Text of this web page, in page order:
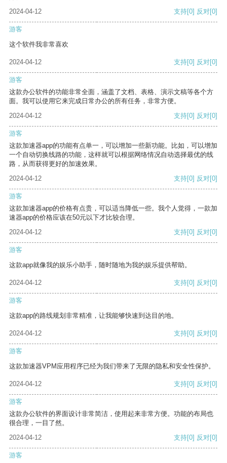
2024-04-12
支持[0] 反对[0]
游客
这个软件我非常喜欢
2024-04-12 支持[0] 反对[0]
游客
这款办公软件的功能非常全面，涵盖了文档、表格、演示文稿等各个方
面。我可以使用它来完成日常办公的所有任务，非常方便。
2024-04-12
支持[0] 反对[0]
游客
这款加速器app的功能有点单一，可以增加一些新功能。比如，可以增加
一个自动切换线路的功能，这样就可以根据网络情况自动选择最优的线
路，从而获得更好的加速效果。
2024-04-12
支持[0] 反对[0]
游客
这款加速器app的价格有点贵，可以适当降低一些。我个人觉得，一款加
速器app的价格应该在50元以下才比较合理。
2024-04-12
支持[0] 反对[0]
游客
这款app就像我的娱乐小助手，随时随地为我的娱乐提供帮助。
2024-04-12 支持[0] 反对[0]
游客
这款app的路线规划非常精准，让我能够快速到达目的地。
2024-04-12 支持[0] 反对[0]
游客
这款加速器VPM应用程序已经为我们带来了无限的隐私和安全性保护。
2024-04-12 支持[0] 反对[0]
游客
这款办公软件的界面设计非常简洁，使用起来非常方便。功能的布局也
很合理，一目了然。
2024-04-12
支持[0] 反对[0]
游客